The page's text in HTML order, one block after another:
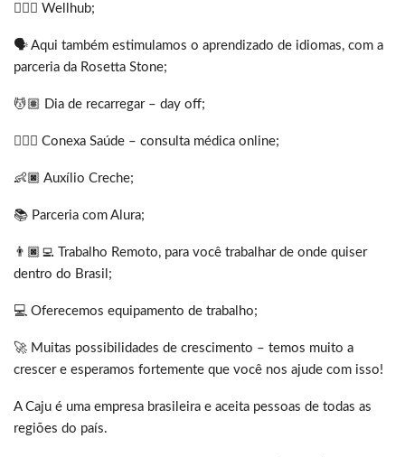
🏋🏿‍♀️ Wellhub;
🗣️ Aqui também estimulamos o aprendizado de idiomas, com a
parceria da Rosetta Stone;
💆🏽 Dia de recarregar – day off;
🧑🏿‍⚕️ Conexa Saúde – consulta médica online;
👶🏿 Auxílio Creche;
📚 Parceria com Alura;
👨🏿‍💻 Trabalho Remoto, para você trabalhar de onde quiser
dentro do Brasil;
💻 Oferecemos equipamento de trabalho;
🚀 Muitas possibilidades de crescimento – temos muito a
crescer e esperamos fortemente que você nos ajude com isso!
A Caju é uma empresa brasileira e aceita pessoas de todas as
regiões do país.